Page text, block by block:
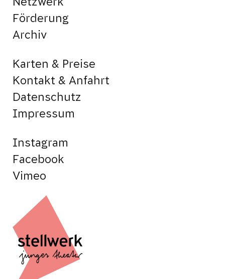
Förderung
Archiv
Karten & Preise
Kontakt & Anfahrt
Datenschutz
Impressum
Instagram
Facebook
Vimeo